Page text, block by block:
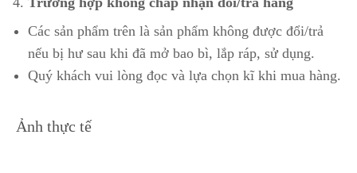
Các sản phẩm trên là sản phẩm không được đổi/trả
nếu bị hư sau khi đã mở bao bì, lắp ráp, sử dụng.
Quý khách vui lòng đọc và lựa chọn kĩ khi mua hàng.
Ảnh thực tế